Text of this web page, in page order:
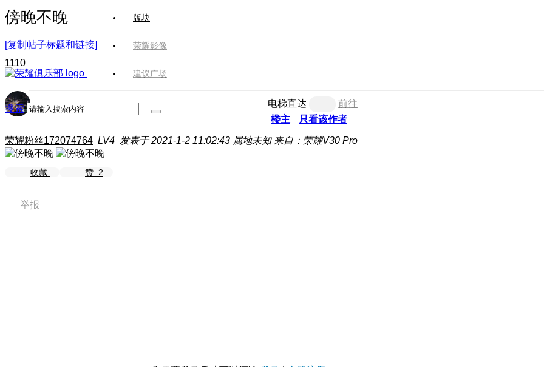
版块
荣耀影像
建议广场
搜索
傍晚不晚
[复制帖子标题和链接]
1110
电梯直达
前往
楼主
只看该作者
荣耀粉丝172074764 LV4 发表于 2021-1-2 11:02:43 属地未知 来自：荣耀V30 Pro
收藏 赞 2
举报